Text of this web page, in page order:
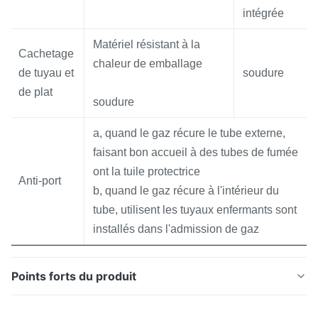
intégrée
Cachetage
de tuyau et
de plat
Matériel résistant à la
chaleur de emballage
soudure
soudure
Anti-port
a, quand le gaz récure le tube externe,
faisant bon accueil à des tubes de fumée
ont la tuile protectrice
b, quand le gaz récure à l'intérieur du
tube, utilisent les tuyaux enfermants sont
installés dans l'admission de gaz
Points forts du produit